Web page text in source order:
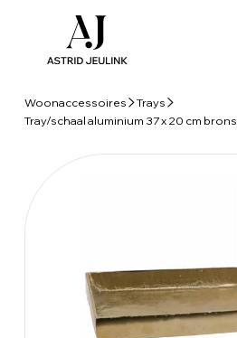
Woonaccessoires
Trays
Tray/schaal aluminium 37 x 20 cm brons